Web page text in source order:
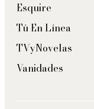
Esquire
Tú En Línea
TVyNovelas
Vanidades